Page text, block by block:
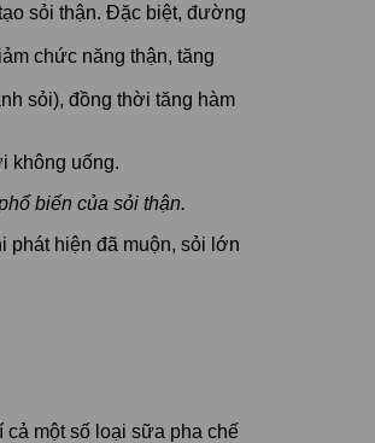
sỏi thận. Đặc biệt, đường
chức năng thận, tăng
sỏi), đồng thời tăng hàm
không uống.
biến của sỏi thận.
phát hiện đã muộn, sỏi lớn
một số loại sữa pha chế